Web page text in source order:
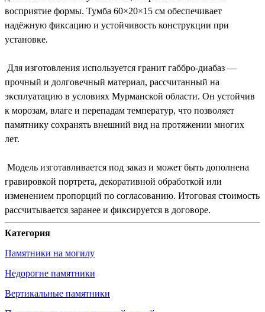
восприятие формы. Тумба 60×20×15 см обеспечивает
надёжную фиксацию и устойчивость конструкции при
установке.
Для изготовления используется гранит габбро-диабаз —
прочный и долговечный материал, рассчитанный на
эксплуатацию в условиях Мурманской области. Он устойчив
к морозам, влаге и перепадам температур, что позволяет
памятнику сохранять внешний вид на протяжении многих
лет.
Модель изготавливается под заказ и может быть дополнена
гравировкой портрета, декоративной обработкой или
изменением пропорций по согласованию. Итоговая стоимость
рассчитывается заранее и фиксируется в договоре.
Категория
Памятники на могилу
Недорогие памятники
Вертикальные памятники